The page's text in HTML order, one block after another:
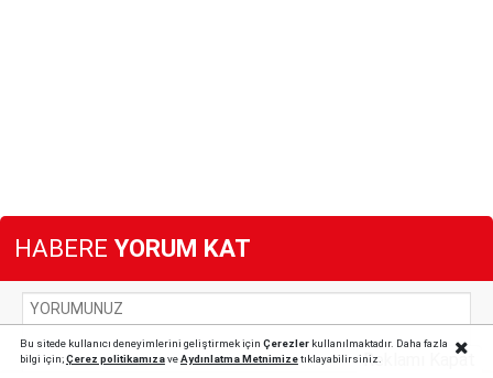
HABERE YORUM KAT
Bu sitede kullanıcı deneyimlerini geliştirmek için Çerezlerkullanılmaktadır. Daha fazla
bilgi için;Çerez politikamızaveAydınlatma Metnimizetıklayabilirsiniz.Reklamı Kapat